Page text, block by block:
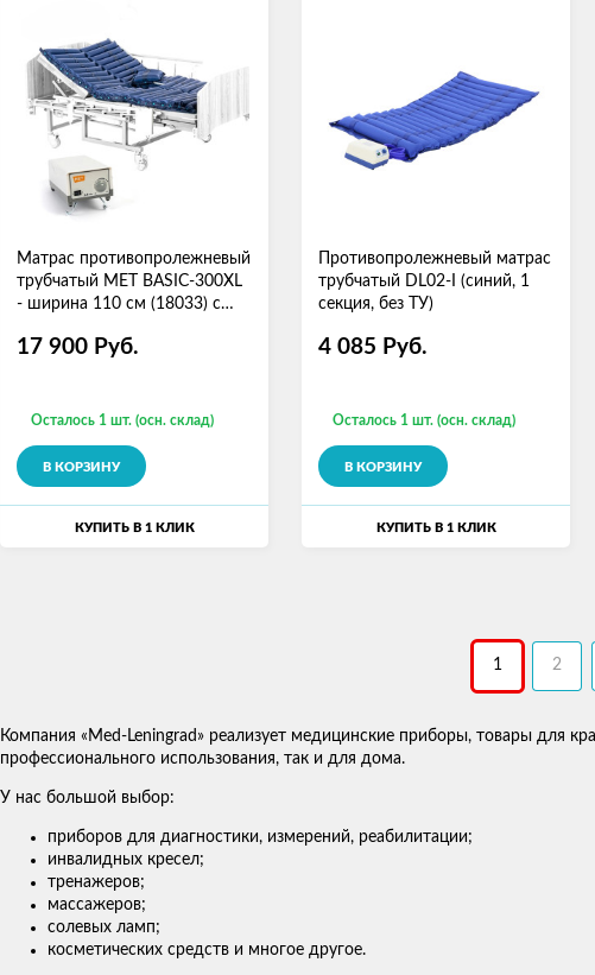
Матрас противопролежневый
трубчатый MET BASIC-300XL
- ширина 110 см (18033) с
17 900 Руб.
Осталось 1 шт. (осн. склад)
В КОРЗИНУ
КУПИТЬ В 1 КЛИК
Противопролежневый матрас
трубчатый DL02-I (синий, 1
секция, без ТУ)
4 085 Руб.
Осталось 1 шт. (осн. склад)
В КОРЗИНУ
КУПИТЬ В 1 КЛИК
1 2
Компания «Med-Leningrad» реализует медицинские приборы, товары для
профессионального использования, так и для дома.
У нас большой выбор:
приборов для диагностики, измерений, реабилитации;
инвалидных кресел;
тренажеров;
массажеров;
солевых ламп;
косметических средств и многое другое.